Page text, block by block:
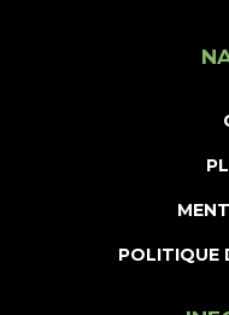
POLITIQUE